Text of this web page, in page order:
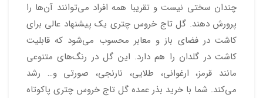
چندان سختی نیست و تقریبا همه افراد می‌توانند آن‌ها را
پرورش دهند. گل تاج خروس چتری یک پیشنهاد عالی برای
کاشت در فضای باز و معابر محسوب می‌شود که قابلیت
کاشت در گلدان را هم دارد. این گل در رنگ‌های متنوعی
مانند قرمز، ارغوانی، طلایی، نارنجی، صورتی و… رشد
می‌کند. شما با خرید بذر عمده گل تاج خروس چتری پاکوتاه